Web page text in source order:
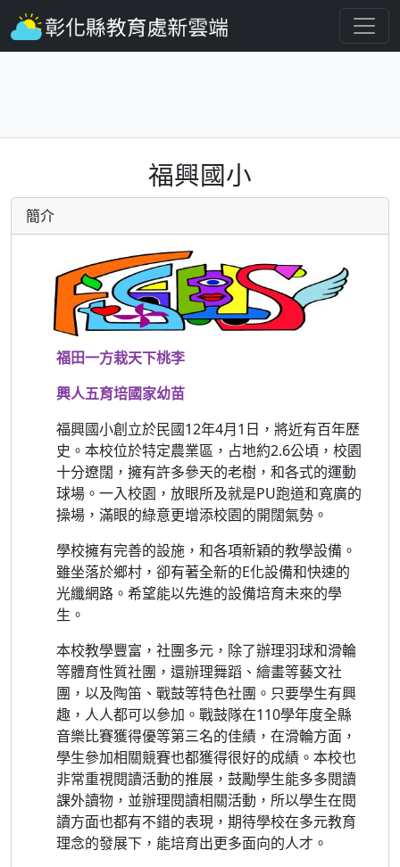
福興國小
簡介
福田一方栽天下桃李
興人五育培國家幼苗
福興國小創立於民國12年4月1日，將近有百年歷
史。本校位於特定農業區，占地約2.6公頃，校園
十分遼闊，擁有許多參天的老樹，和各式的運動
球場。一入校園，放眼所及就是PU跑道和寬廣的
操場，滿眼的綠意更增添校園的開闊氣勢。
學校擁有完善的設施，和各項新穎的教學設備。
雖坐落於鄉村，卻有著全新的E化設備和快速的
光纖網路。希望能以先進的設備培育未來的學
生。
本校教學豐富，社團多元，除了辦理羽球和滑輪
等體育性質社團，還辦理舞蹈、繪畫等藝文社
團，以及陶笛、戰鼓等特色社團。只要學生有興
趣，人人都可以參加。戰鼓隊在110學年度全縣
音樂比賽獲得優等第三名的佳績，在滑輪方面，
學生參加相關競賽也都獲得很好的成績。本校也
非常重視閱讀活動的推展，鼓勵學生能多多閱讀
課外讀物，並辦理閱讀相關活動，所以學生在閱
讀方面也都有不錯的表現，期待學校在多元教育
理念的發展下，能培育出更多面向的人才。